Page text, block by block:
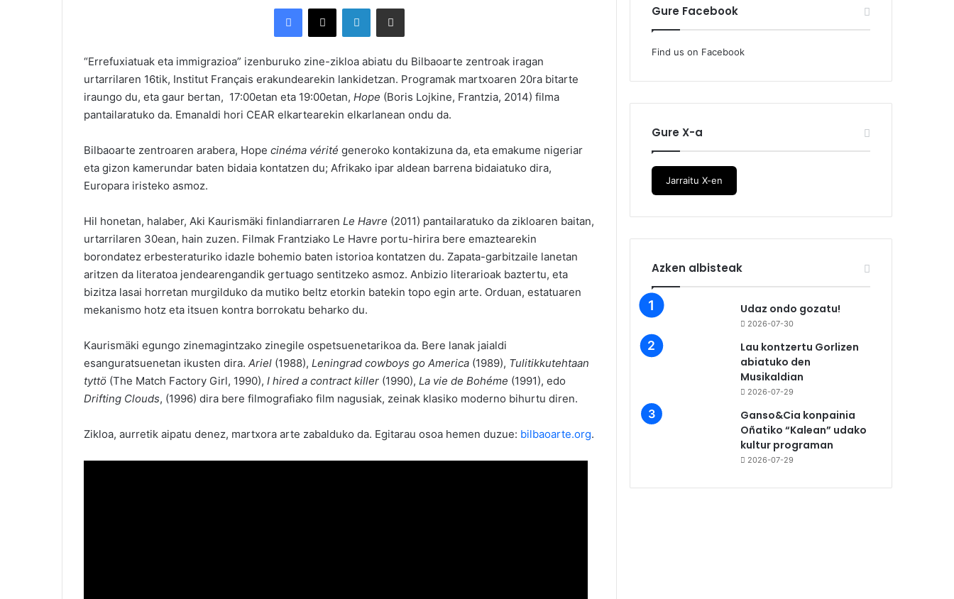
“Errefuxiatuak eta immigrazioa” izenburuko zine-zikloa abiatu du Bilbaoarte zentroak iragan
urtarrilaren 16tik, Institut Français erakundearekin lankidetzan. Programak martxoaren 20ra bitarte
iraungo du, eta gaur bertan, 17:00etan eta 19:00etan, Hope (Boris Lojkine, Frantzia, 2014) filma
pantailaratuko da. Emanaldi hori CEAR elkartearekin elkarlanean ondu da.
Bilbaoarte zentroaren arabera, Hope cinéma vérité generoko kontakizuna da, eta emakume nigeriar
eta gizon kamerundar baten bidaia kontatzen du; Afrikako ipar aldean barrena bidaiatuko dira,
Europara iristeko asmoz.
Hil honetan, halaber, Aki Kaurismäki finlandiarraren Le Havre (2011) pantailaratuko da zikloaren baitan,
urtarrilaren 30ean, hain zuzen. Filmak Frantziako Le Havre portu-hirira bere emaztearekin
borondatez erbesteraturiko idazle bohemio baten istorioa kontatzen du. Zapata-garbitzaile lanetan
aritzen da literatoa jendearengandik gertuago sentitzeko asmoz. Anbizio literarioak baztertu, eta
bizitza lasai horretan murgilduko da mutiko beltz etorkin batekin topo egin arte. Orduan, estatuaren
mekanismo hotz eta itsuen kontra borrokatu beharko du.
Kaurismäki egungo zinemagintzako zinegile ospetsuenetarikoa da. Bere lanak jaialdi
esanguratsuenetan ikusten dira. Ariel (1988), Leningrad cowboys go America (1989), Tulitikkutehtaan
tyttö (The Match Factory Girl, 1990), I hired a contract killer (1990), La vie de Bohéme (1991), edo
Drifting Clouds, (1996) dira bere filmografiako film nagusiak, zeinak klasiko moderno bihurtu diren.
Zikloa, aurretik aipatu denez, martxora arte zabalduko da. Egitarau osoa hemen duzue: bilbaoarte.org.
Gure Facebook
Find us on Facebook
Gure X-a
Jarraitu X-en
Azken albisteak
Udaz ondo gozatu!
2026-07-30
Lau kontzertu Gorlizen
abiatuko den
Musikaldian
2026-07-29
Ganso&Cia konpainia
Oñatiko “Kalean” udako
kultur programan
2026-07-29